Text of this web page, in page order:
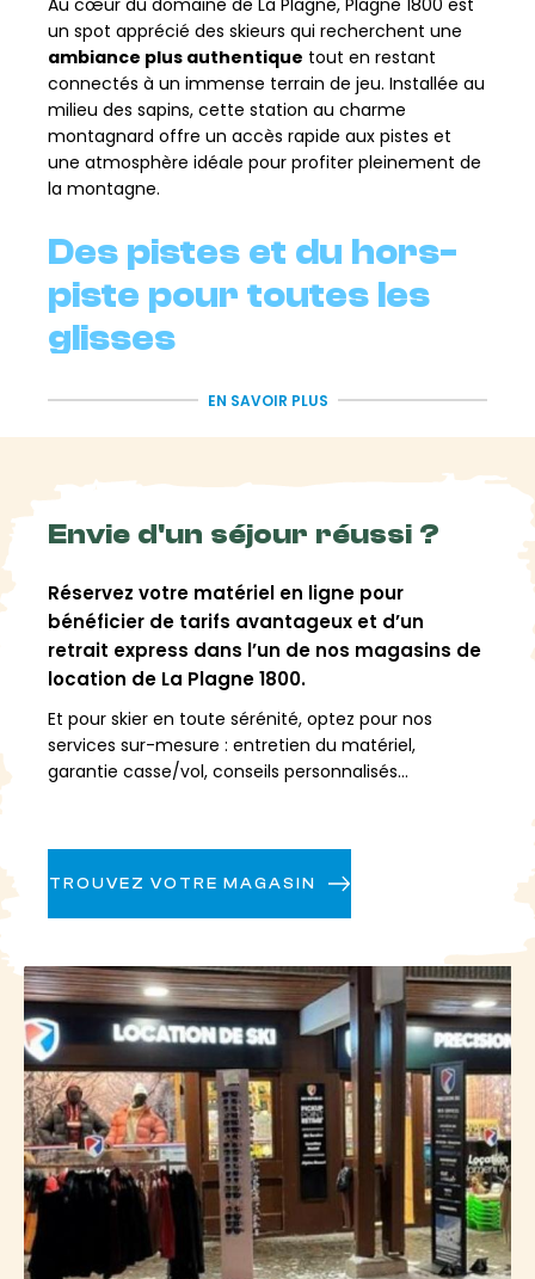
un spot apprécié des skieurs qui recherchent une
ambiance plus authentique tout en restant
connectés à un immense terrain de jeu. Installée au
milieu des sapins, cette station au charme
montagnard offre un accès rapide aux pistes et
une atmosphère idéale pour profiter pleinement de
la montagne.
Des pistes et du hors-
piste pour toutes les
glisses
Grâce au domaine skiable de La Plagne, chacun
nouveaux secteurs ou profiter des nombreuses
possibilités offertes par l’altitude. Avec la liaison
Paradiski , les amateurs de glisse peuvent prolonger
centaines de kilomètres de pistes.
Plagne 1800 se vit aussi
après le ski
Plagne 1800 est aussi une station où l’on prend le
temps deprofiter de l’après-ski. Entre bonnes
entre ride, découverte et moments partagés.
EN SAVOIR PLUS
Envie d'un séjour réussi ?
Réservez votre matériel en ligne pour
bénéficier de tarifs avantageux et d’un
retrait express dans l’un de nos magasins de
location de La Plagne 1800.
Et pour skier en toute sérénité, optez pour nos
services sur-mesure : entretien du matériel,
garantie casse/vol, conseils personnalisés...
TROUVEZ VOTRE MAGASIN